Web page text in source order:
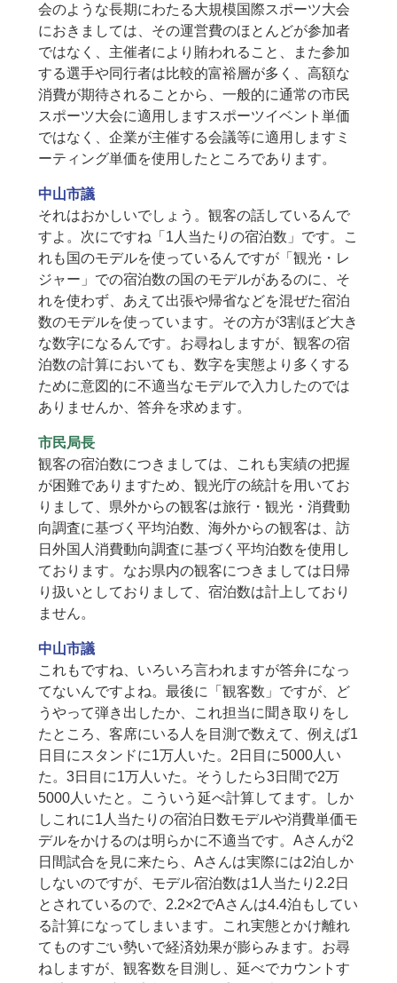
会のような長期にわたる大規模国際スポーツ大会
におきましては、その運営費のほとんどが参加者
ではなく、主催者により賄われること、また参加
する選手や同行者は比較的富裕層が多く、高額な
消費が期待されることから、一般的に通常の市民
スポーツ大会に適用しますスポーツイベント単価
ではなく、企業が主催する会議等に適用しますミ
ーティング単価を使用したところであります。
中山市議
それはおかしいでしょう。観客の話しているんで
すよ。次にですね「1人当たりの宿泊数」です。こ
れも国のモデルを使っているんですが「観光・レ
ジャー」での宿泊数の国のモデルがあるのに、そ
れを使わず、あえて出張や帰省などを混ぜた宿泊
数のモデルを使っています。その方が3割ほど大き
な数字になるんです。お尋ねしますが、観客の宿
泊数の計算においても、数字を実態より多くする
ために意図的に不適当なモデルで入力したのでは
ありませんか、答弁を求めます。
市民局長
観客の宿泊数につきましては、これも実績の把握
が困難でありますため、観光庁の統計を用いてお
りまして、県外からの観客は旅行・観光・消費動
向調査に基づく平均泊数、海外からの観客は、訪
日外国人消費動向調査に基づく平均泊数を使用し
ております。なお県内の観客につきましては日帰
り扱いとしておりまして、宿泊数は計上しており
ません。
中山市議
これもですね、いろいろ言われますが答弁になっ
てないんですよね。最後に「観客数」ですが、ど
うやって弾き出したか、これ担当に聞き取りをし
たところ、客席にいる人を目測で数えて、例えば1
日目にスタンドに1万人いた。2日目に5000人い
た。3日目に1万人いた。そうしたら3日間で2万
5000人いたと。こういう延べ計算してます。しか
しこれに1人当たりの宿泊日数モデルや消費単価モ
デルをかけるのは明らかに不適当です。Aさんが2
日間試合を見に来たら、Aさんは実際には2泊しか
しないのですが、モデル宿泊数は1人当たり2.2日
とされているので、2.2×2でAさんは4.4泊もしてい
る計算になってしまいます。これ実態とかけ離れ
てものすごい勢いで経済効果が膨らみます。お尋
ねしますが、観客数を目測し、延べでカウントす